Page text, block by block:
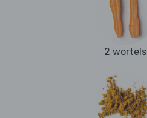
2 wortels